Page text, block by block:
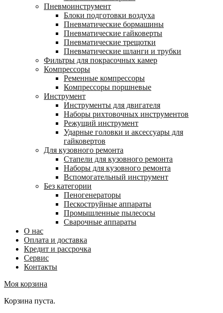
Пневмоинструмент
Блоки подготовки воздуха
Пневматические бормашины
Пневматические гайковерты
Пневматические трещотки
Пневматические шланги и трубки
Фильтры для покрасочных камер
Компрессоры
Ременные компрессоры
Компрессоры поршневые
Инструмент
Инструменты для двигателя
Наборы рихтовочных инструментов
Режущий инструмент
Ударные головки и аксессуары для
гайковертов
Для кузовного ремонта
Стапели для кузовного ремонта
Наборы для кузовного ремонта
Вспомогательный инструмент
Без категории
Пеногенераторы
Пескоструйные аппараты
Промышленные пылесосы
Сварочные аппараты
О нас
Оплата и доставка
Кредит и рассрочка
Сервис
Контакты
Моя корзина
Корзина пуста.